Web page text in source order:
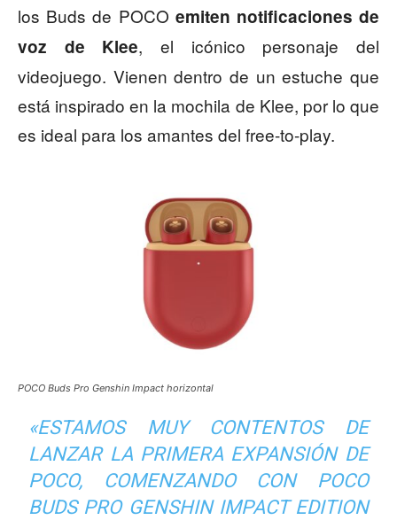
los Buds de POCO emiten notificaciones de
voz de Klee, el icónico personaje del
videojuego. Vienen dentro de un estuche que
está inspirado en la mochila de Klee, por lo que
es ideal para los amantes del free-to-play.
POCO Buds Pro Genshin Impact horizontal
«ESTAMOS MUY CONTENTOS DE
LANZAR LA PRIMERA EXPANSIÓN DE
POCO, COMENZANDO CON POCO
BUDS PRO GENSHIN IMPACT EDITION